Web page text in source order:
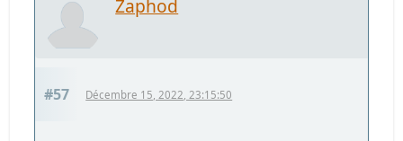
Zaphod
#57 Décembre 15, 2022, 23:15:50